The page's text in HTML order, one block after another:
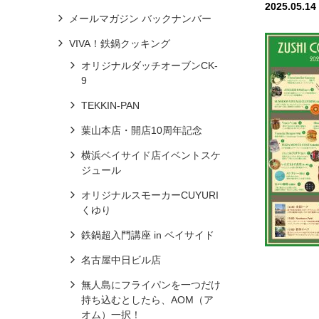
2025.05.14
メールマガジン バックナンバー
VIVA！鉄鍋クッキング
オリジナルダッチオーブンCK-
9
TEKKIN-PAN
葉山本店・開店10周年記念
横浜ベイサイド店イベントスケ
ジュール
オリジナルスモーカーCUYURI
くゆり
鉄鍋超入門講座 in ベイサイド
名古屋中日ビル店
無人島にフライパンを一つだけ
持ち込むとしたら、AOM（ア
オム）一択！